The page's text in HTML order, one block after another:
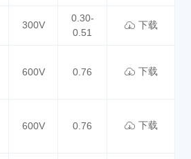
300V
0.30-
0.51
下载
600V 0.76 下载
600V 0.76 下载